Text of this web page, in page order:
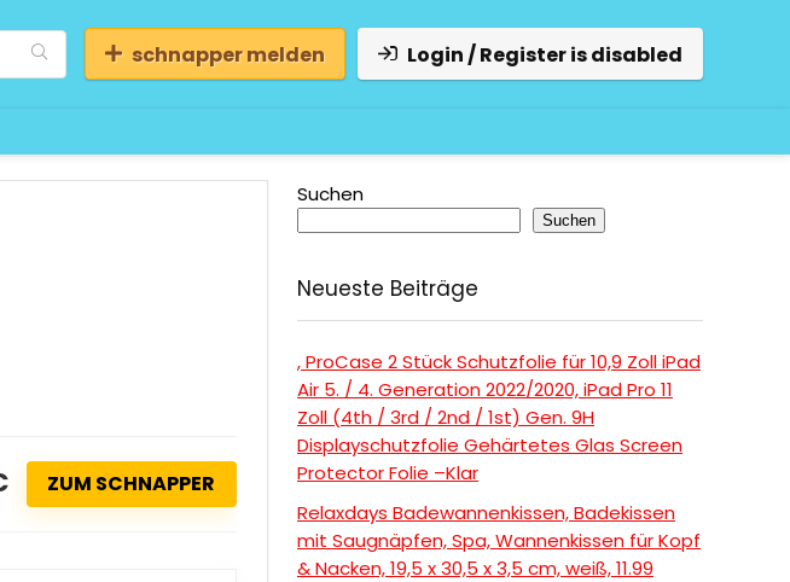
schnapper melden Login / Register is disabled
ZUM SCHNAPPER
Suchen
Suchen
Neueste Beiträge
, ProCase 2 Stück Schutzfolie für 10,9 Zoll iPad
Air 5. / 4. Generation 2022/2020, iPad Pro 11
Zoll (4th / 3rd / 2nd / 1st) Gen. 9H
Displayschutzfolie Gehärtetes Glas Screen
Protector Folie –Klar
Relaxdays Badewannenkissen, Badekissen
mit Saugnäpfen, Spa, Wannenkissen für Kopf
& Nacken, 19,5 x 30,5 x 3,5 cm, weiß, 11.99